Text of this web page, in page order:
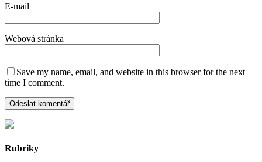
E-mail
Webová stránka
Save my name, email, and website in this browser for the next
time I comment.
Rubriky